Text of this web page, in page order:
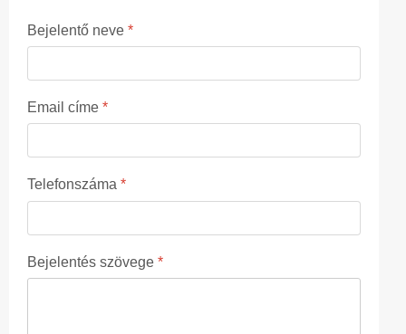
Bejelentő neve *
Email címe *
Telefonszáma *
Bejelentés szövege *